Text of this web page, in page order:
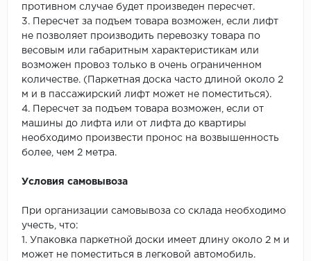
противном случае будет произведен пересчет.
3. Пересчет за подъем товара возможен, если лифт
не позволяет производить перевозку товара по
весовым или габаритным характеристикам или
возможен провоз только в очень ограниченном
количестве. (Паркетная доска часто длиной около 2
м и в пассажирский лифт может не поместиться).
4. Пересчет за подъем товара возможен, если от
машины до лифта или от лифта до квартиры
необходимо произвести пронос на возвышенность
более, чем 2 метра.
Условия самовывоза
При организации самовывоза со склада необходимо
учесть, что:
1. Упаковка паркетной доски имеет длину около 2 м и
может не поместиться в легковой автомобиль.